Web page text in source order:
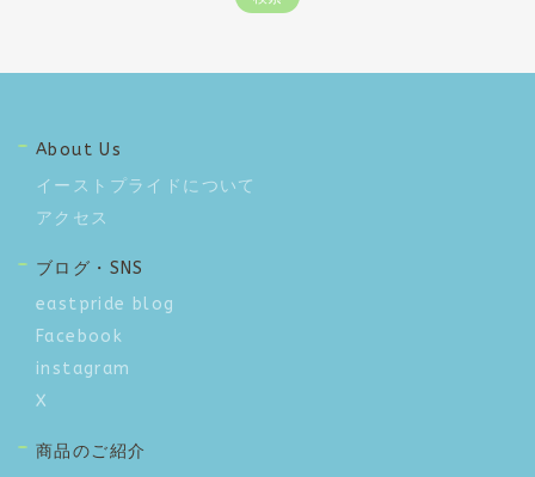
About Us
イーストプライドについて
アクセス
ブログ・SNS
eastpride blog
Facebook
instagram
X
商品のご紹介